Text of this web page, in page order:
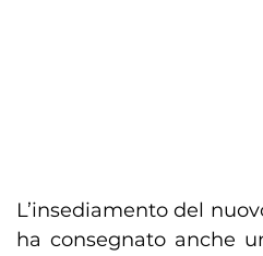
L’insediamento del
ha consegnato anche